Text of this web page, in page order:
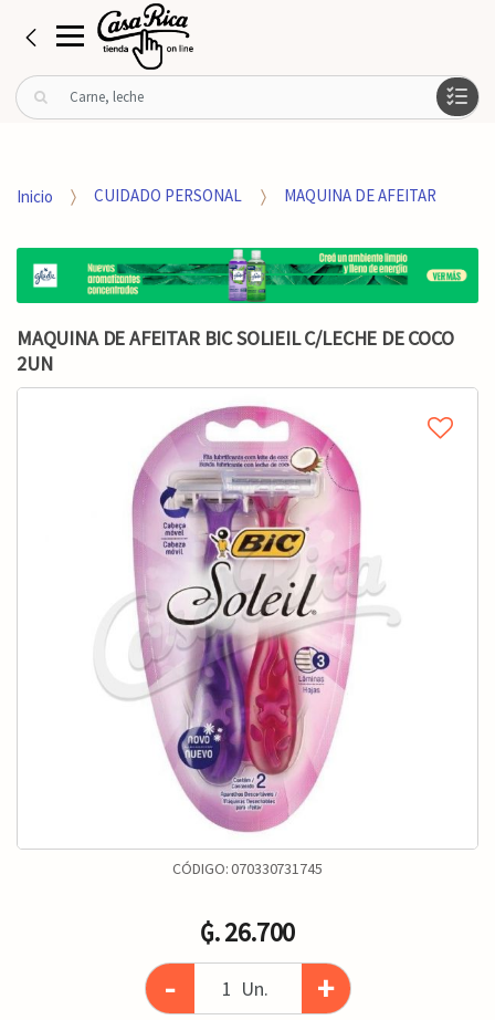
B
u
r
o
Inicio CUIDADO PERSONAL MAQUINA DE AFEITAR
MAQUINA DE AFEITAR BIC SOLIEIL C/LECHE DE COCO
2UN
CÓDIGO:070330731745
₲. 26.700
- Un. +